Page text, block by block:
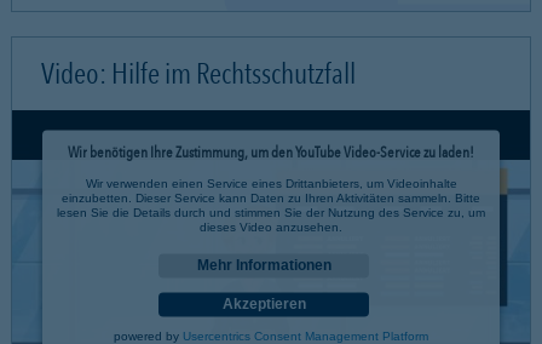
Video: Hilfe im Rechtsschutzfall
Wir benötigen Ihre Zustimmung, um den YouTube Video-Service zu laden!
Wir verwenden einen Service eines Drittanbieters, um Videoinhalte
einzubetten. Dieser Service kann Daten zu Ihren Aktivitäten sammeln. Bitte
lesen Sie die Details durch und stimmen Sie der Nutzung des Service zu, um
dieses Video anzusehen.
Mehr Informationen
Akzeptieren
powered by Usercentrics Consent Management Platform